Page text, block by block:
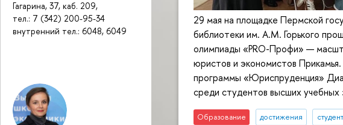
Гагарина, 37, каб. 209,
тел.: 7 (342) 200-95-34
внутренний тел.: 6048, 6049
29 мая на площадке Пермской
библиотеки им. А.М. Горького
олимпиады «PRO-Профи» —
юристов и экономистов
программы «Юриспруденция»
среди студентов высших учебных
Образование достижения